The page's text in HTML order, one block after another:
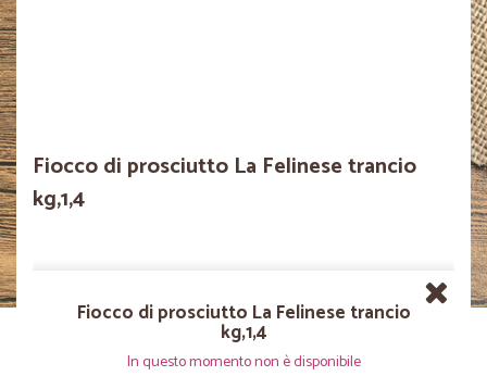
Fiocco di prosciutto La Felinese trancio
kg,1,4
Fiocco di prosciutto La Felinese trancio
kg,1,4
In questo momento non è disponibile